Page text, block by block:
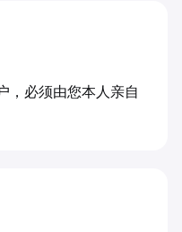
，必须由您本人亲自